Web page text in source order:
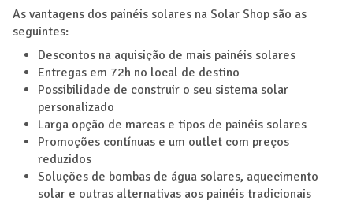
As vantagens dos painéis solares na Solar Shop são as
seguintes:
Descontos na aquisição de mais painéis solares
Entregas em 72h no local de destino
Possibilidade de construir o seu sistema solar
personalizado
Larga opção de marcas e tipos de painéis solares
Promoções contínuas e um outlet com preços
reduzidos
Soluções de bombas de água solares, aquecimento
solar e outras alternativas aos painéis tradicionais